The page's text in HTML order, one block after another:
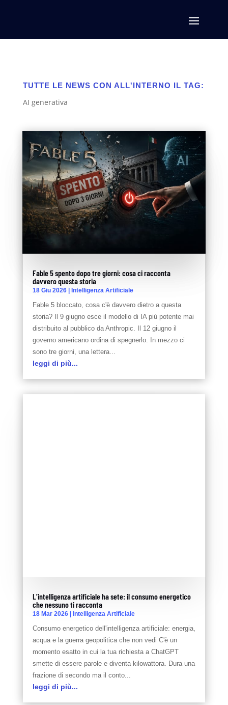
TUTTE LE NEWS CON ALL'INTERNO IL TAG:
AI generativa
Fable 5 spento dopo tre giorni: cosa ci racconta
davvero questa storia
18 Giu 2026| Intelligenza Artificiale
Fable 5 bloccato, cosa c'è davvero dietro a questa
storia? Il 9 giugno esce il modello di IA più potente mai
distribuito al pubblico da Anthropic. Il 12 giugno il
governo americano ordina di spegnerlo. In mezzo ci
sono tre giorni, una lettera...
leggi di più...
L’intelligenza artificiale ha sete: il consumo energetico
che nessuno ti racconta
18 Mar 2026| Intelligenza Artificiale
Consumo energetico dell'intelligenza artificiale: energia,
acqua e la guerra geopolitica che non vedi C'è un
momento esatto in cui la tua richiesta a ChatGPT
smette di essere parole e diventa kilowattora. Dura una
frazione di secondo ma il conto...
leggi di più...